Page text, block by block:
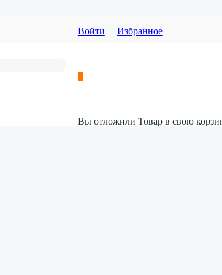
Войти Избранное
Вы отложили Товарв свою